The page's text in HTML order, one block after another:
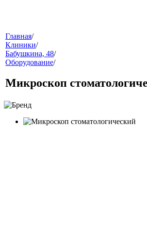
меню
звонок
Главная/
Клиники/
Бабушкина, 48/
Оборудование/
Микроскоп